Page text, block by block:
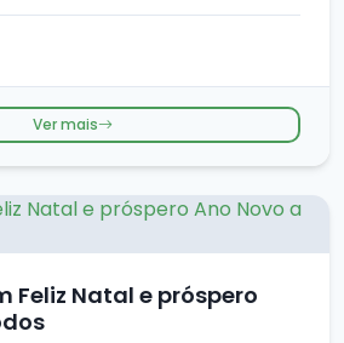
Ver mais
Feliz Natal e próspero